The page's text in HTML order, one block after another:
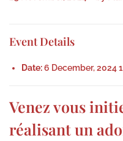
t
n
Event Details
Date:6 December, 2024
Venez vous
réalisant un